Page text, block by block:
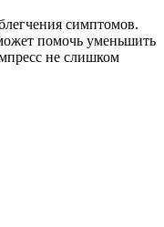
симптомов.
помочь уменьшить
не слишком